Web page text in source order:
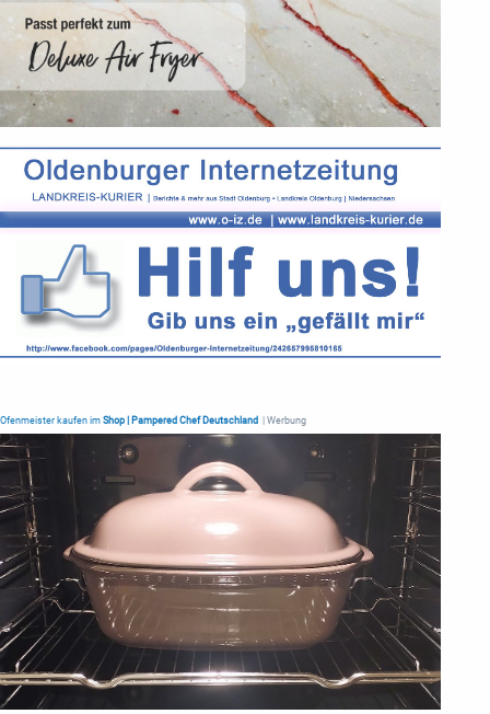
Ofenmeister kaufen im Shop | Pampered Chef Deutschland | Werbung